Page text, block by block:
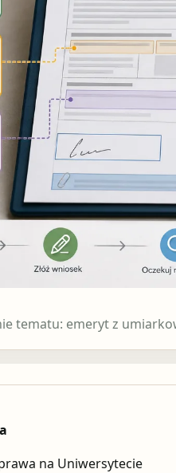
tematu: emeryt z
na Uniwersytecie